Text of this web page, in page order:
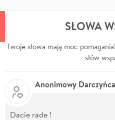
SŁOWA
Twoje słowa mają moc
słów
Anonimowy Darczyńca
Dacie rade !